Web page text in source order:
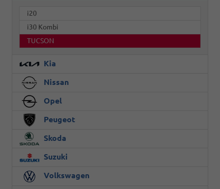
i20
i30 Kombi
TUCSON
Kia
Nissan
Opel
Peugeot
Skoda
Suzuki
Volkswagen